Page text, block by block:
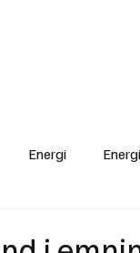
Energi